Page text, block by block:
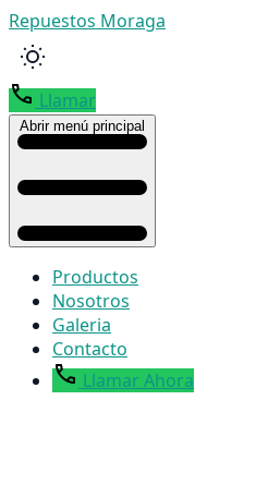
Repuestos Moraga
Llamar
Abrir menú principal
Productos
Nosotros
Galeria
Contacto
Llamar Ahora